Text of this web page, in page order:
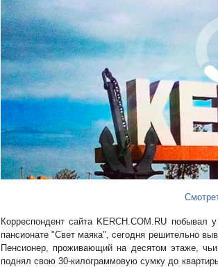
Корреспондент сайта KERCH.COM.RU
пансионате "Свет маяка", сегодня решительно
Пенсионер, проживающий на десятом этаже,
поднял свою 30-килограммовую сумку до